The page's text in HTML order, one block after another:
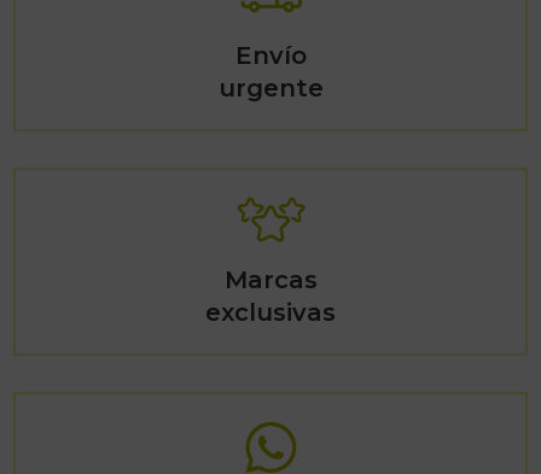
Envío
urgente
Marcas
exclusivas